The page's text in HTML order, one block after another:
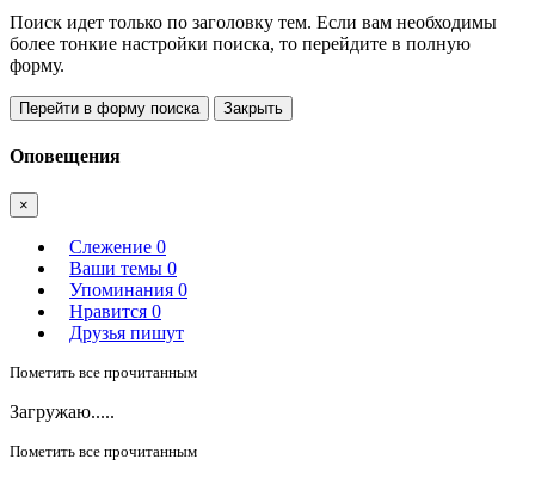
Поиск идет только по заголовку тем. Если вам необходимы
более тонкие настройки поиска, то перейдите в полную
форму.
Перейти в форму поиска Закрыть
Оповещения
×
Слежение 0
Ваши темы 0
Упоминания 0
Нравится 0
Друзья пишут
Пометить все прочитанным
Загружаю.....
Пометить все прочитанным